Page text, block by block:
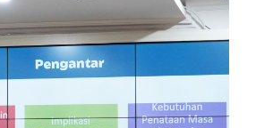
27/04/2026 11:10 AM